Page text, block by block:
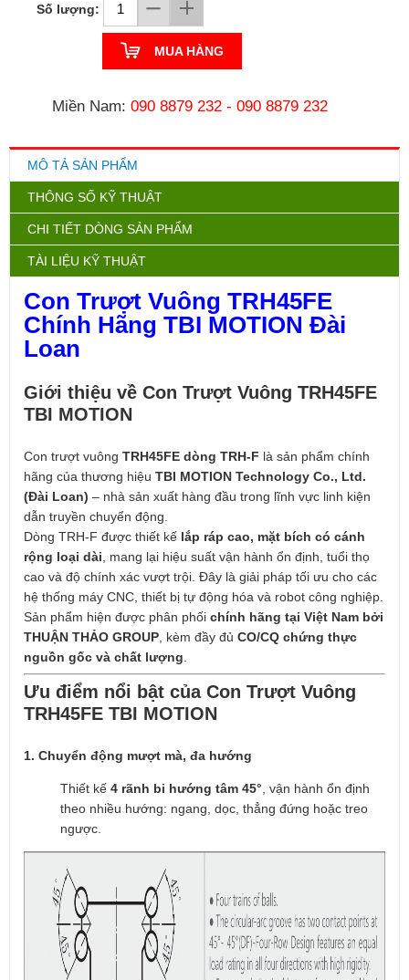
Số lượng:
MUA HÀNG
Miền Nam: 090 8879 232 - 090 8879 232
MÔ TẢ SẢN PHẨM
THÔNG SỐ KỸ THUẬT
CHI TIẾT DÒNG SẢN PHẨM
TÀI LIỆU KỸ THUẬT
Con Trượt Vuông TRH45FE
Chính Hãng TBI MOTION Đài
Loan
Giới thiệu về Con Trượt Vuông TRH45FE
TBI MOTION
Con trượt vuông TRH45FE dòng TRH-F là sản phẩm chính
hãng của thương hiệu TBI MOTION Technology Co., Ltd.
(Đài Loan) – nhà sản xuất hàng đầu trong lĩnh vực linh kiện
dẫn truyền chuyển động.
Dòng TRH-F được thiết kế lắp ráp cao, mặt bích có cánh
rộng loại dài , mang lại hiệu suất vận hành ổn định, tuổi thọ
cao và độ chính xác vượt trội. Đây là giải pháp tối ưu cho các
hệ thống máy CNC, thiết bị tự động hóa và robot công nghiệp.
Sản phẩm hiện được phân phối chính hãng tại Việt Nam bởi
THUẬN THẢO GROUP , kèm đầy đủ CO/CQ chứng thực
nguồn gốc và chất lượng
Ưu điểm nổi bật của Con Trượt Vuông
TRH45FE TBI MOTION
1. Chuyển động mượt mà, đa hướng
Thiết kế 4 rãnh bi hướng tâm 45° , vận hành ổn định
theo nhiều hướng: ngang, dọc, thẳng đứng hoặc treo
ngược.